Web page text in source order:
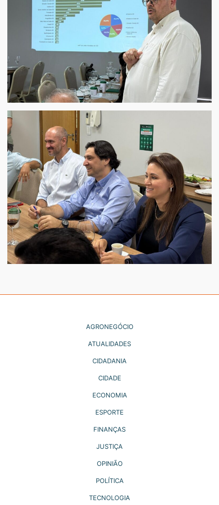
AGRONEGÓCIO
ATUALIDADES
CIDADANIA
CIDADE
ECONOMIA
ESPORTE
FINANÇAS
JUSTIÇA
OPINIÃO
POLÍTICA
TECNOLOGIA